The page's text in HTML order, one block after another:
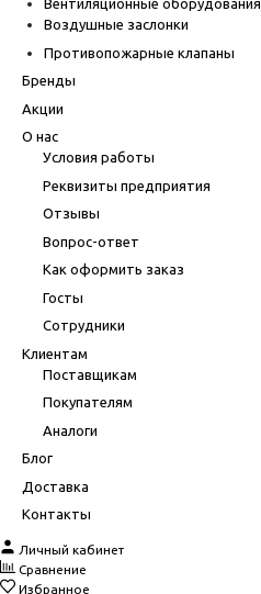
Вентиляционные оборудования
Воздушные заслонки
Противопожарные клапаны
Бренды
Акции
О нас
Условия работы
Реквизиты предприятия
Отзывы
Вопрос-ответ
Как оформить заказ
Госты
Сотрудники
Клиентам
Поставщикам
Покупателям
Аналоги
Блог
Доставка
Контакты
Личный кабинет
Сравнение
Избранное